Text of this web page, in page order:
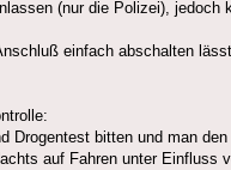
(nur die Polizei),
einfach abschalten
Drogentest bitten und man
auf Fahren unter